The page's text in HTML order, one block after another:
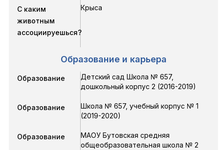
С каким
животным
ассоциируешься?
Крыса
Образование и карьера
Образование
Детский сад Школа № 657,
дошкольный корпус 2 (2016-2019)
Образование
Школа № 657, учебный корпус № 1
(2019-2020)
Образование
МАОУ Бутовская средняя
общеобразовательная школа № 2